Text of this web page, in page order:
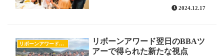
2024.12.17
リボーンアワードのすべて
リボーンアワード翌日のBBAツ
アーで得られた新たな視点